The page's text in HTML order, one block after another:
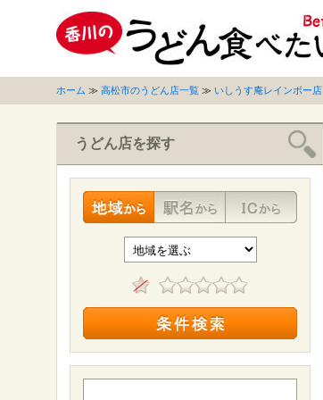
ホーム ≫ 高松市のうどん店一覧 ≫ いしうす庵レインボー店
うどん店を探す